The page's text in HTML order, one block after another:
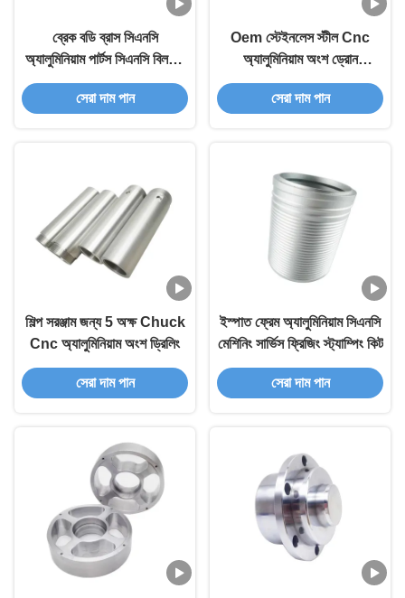
ব্রেক বডি ব্রাস সিএনসি
অ্যালুমিনিয়াম পার্টস সিএনসি বিললেট
পার্টস
সেরা দাম পান
Oem স্টেইনলেস স্টীল Cnc
অ্যালুমিনিয়াম অংশ ড্রোন
ইলেকট্রনিক জন্য
সেরা দাম পান
শিল্প সরঞ্জাম জন্য 5 অক্ষ Chuck
Cnc অ্যালুমিনিয়াম অংশ ড্রিলিং
সেরা দাম পান
ইস্পাত ফ্রেম অ্যালুমিনিয়াম সিএনসি
মেশিনিং সার্ভিস ফ্রিজিং স্ট্যাম্পিং কিট
সেরা দাম পান